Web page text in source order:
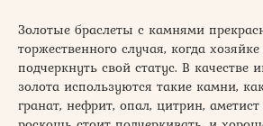
Золотые браслеты с камнями
торжественного случая, когда
подчеркнуть свой статус. В качестве
золота используются такие камни,
гранат, нефрит, опал, цитрин,